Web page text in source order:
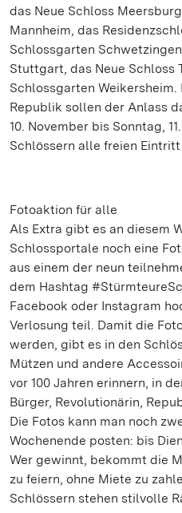
das Neue Schloss
Mannheim, das
Schlossgarten
Stuttgart, das Neue Schloss
Schlossgarten Weikersheim.
Republik sollen der Anlass
10. November bis Sonntag,
Schlössern alle freien Eintritt
Fotoaktion für alle
Als Extra gibt es an diesem
Schlossportale noch eine
aus einem der neun
dem Hashtag
Facebook oder Instagram
Verlosung teil. Damit die
werden, gibt es in den
Mützen und andere
vor 100 Jahren erinnern, in
Bürger, Revolutionärin,
Die Fotos kann man noch
Wochenende posten: bis
Wer gewinnt, bekommt die
zu feiern, ohne Miete zu
Schlössern stehen stilvolle